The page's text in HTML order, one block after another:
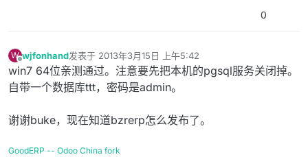
0
W
离线
wjfonhand发表于 2013年3月15日 上午5:42
最后由 编辑
win7 64位亲测通过。注意要先把本机的pgsql服务关闭掉。
自带一个数据库ttt，密码是admin。
谢谢buke，现在知道bzrerp怎么发布了。
GoodERP -- Odoo China fork